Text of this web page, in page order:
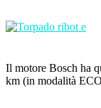
Il motore Bosch ha
km (in modalità